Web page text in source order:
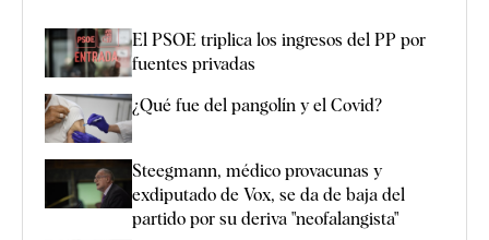
El PSOE triplica los ingresos del PP por
fuentes privadas
¿Qué fue del pangolín y el Covid?
Steegmann, médico provacunas y
exdiputado de Vox, se da de baja del
partido por su deriva "neofalangista"